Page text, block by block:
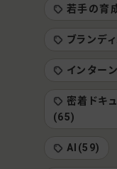
若手の育
ブランデ
インター
密着ドキ
(65)
AI(59)